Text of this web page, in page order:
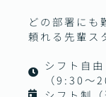
どの部署にも
頼れる先輩ス
シフト自由
（9:30～